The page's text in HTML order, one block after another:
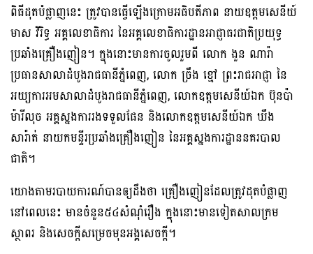
ពិធីដុតបំផ្លាញនេះ ត្រូវបានធ្វើឡើងក្រោមអធិបតីភាព នាយឧត្តមសេនីយ៍
មាស វិរិទ្ធ អគ្គលេខាធិការ នៃអគ្គលេខាធិការដ្ឋានអាជ្ញាធរជាតិប្រយុទ្ធ
ប្រឆាំងគ្រឿងញៀន។ ក្នុងនោះមានការចូលរួមពី លោក ងួន ណារ៉ា
ប្រធានសាលាដំបូងរាជធានីភ្នំពេញ, លោក ច្រឹង ខ្មៅ ព្រះរាជអាជ្ញា នៃ
អយ្យការអមសាលាដំបូងរាជធានីភ្នំពេញ, លោកឧត្តមសេនីយ៍ឯក ប៊ុនប៉ា
ម៉ារីលុច អគ្គស្នងការរងទទួលផែន និងលោកឧត្តមសេនីយ៍ឯក ឃឹង
សារ៉ាត់ នាយកមន្ទីរប្រឆាំងគ្រឿងញៀន នៃអគ្គស្នងការដ្ឋាននគរបាល
ជាតិ។
យោងតាមរបាយការណ៍បានឲ្យដឹងថា គ្រឿងញៀនដែលត្រូវដុតបំផ្លាញ
នៅពេលនេះ មានចំនួន៥៤សំណុំរឿង ក្នុងនោះមានទៀតសាលក្រម
ស្ថាពរ និងសេចក្ដីសម្រេចមុនអង្គសេចក្ដី។